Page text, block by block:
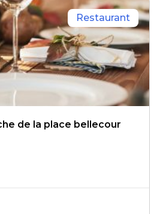
Restaurant
de la place bellecour